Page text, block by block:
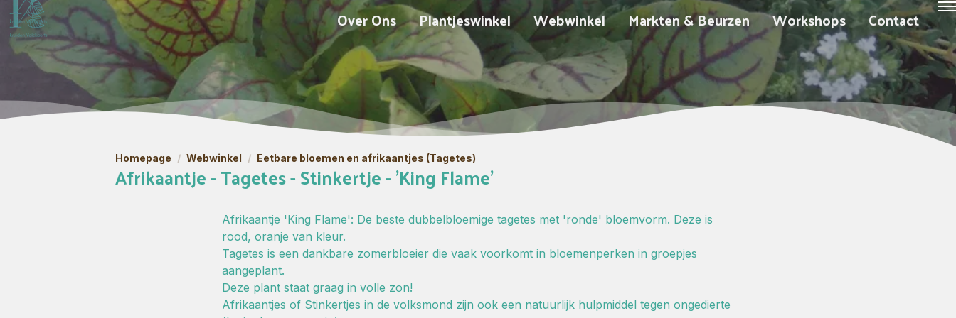
Over Ons Plantjeswinkel Webwinkel Markten & Beurzen Workshops Contact
Homepage / Webwinkel / Eetbare bloemen en afrikaantjes (Tagetes)
Afrikaantje - Tagetes - Stinkertje - 'King Flame'
Afrikaantje 'King Flame': De beste dubbelbloemige tagetes met 'ronde' bloemvorm. Deze is
rood, oranje van kleur.
Tagetes is een dankbare zomerbloeier die vaak voorkomt in bloemenperken in groepjes
aangeplant.
Deze plant staat graag in volle zon!
Afrikaantjes of Stinkertjes in de volksmond zijn ook een natuurlijk hulpmiddel tegen ongedierte